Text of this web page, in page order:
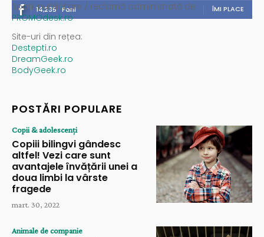
14,235 Fani ÎMI PLACE
Spații publicitare / reclamă administrată de
PROMOdesk.ro
Site-uri din rețea:
Destepti.ro
DreamGeek.ro
BodyGeek.ro
POSTĂRI POPULARE
Copii & adolescenți
Copiii bilingvi gândesc
altfel! Vezi care sunt
avantajele învățării unei a
doua limbi la vârste
fragede
mart. 30, 2022
Animale de companie